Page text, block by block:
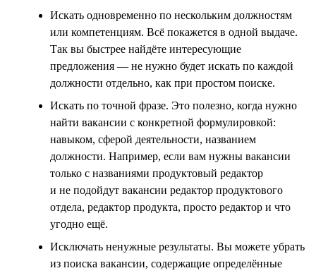
Искать одновременно по нескольким должностям
или компетенциям. Всё покажется в одной выдаче.
Так вы быстрее найдёте интересующие
предложения — не нужно будет искать по каждой
должности отдельно, как при простом поиске.
Искать по точной фразе. Это полезно, когда нужно
найти вакансии с конкретной формулировкой:
навыком, сферой деятельности, названием
должности. Например, если вам нужны вакансии
только с названиями продуктовый редактор
и не подойдут вакансии редактор продуктового
отдела, редактор продукта, просто редактор и что
угодно ещё.
Исключать ненужные результаты. Вы можете убрать
из поиска вакансии, содержащие определённые